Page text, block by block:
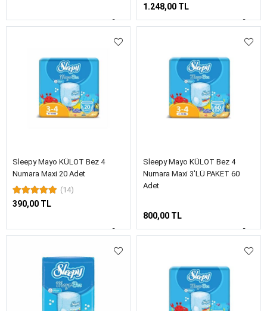
1.248,00 TL
Sleepy Mayo KÜLOT Bez 4
Numara Maxi 20 Adet
(14)
390,00 TL
Sleepy Mayo KÜLOT Bez 4
Numara Maxi 3'LÜ PAKET 60
Adet
800,00 TL